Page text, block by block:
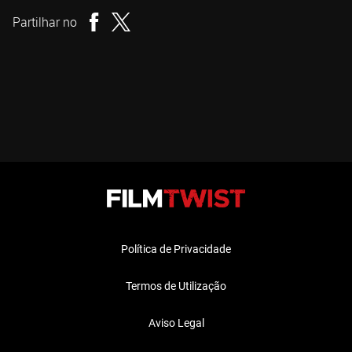
Partilhar no
Política de Privacidade
Termos de Utilização
Aviso Legal